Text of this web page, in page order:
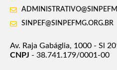
SINPEF@SINPEFMG.ORG.BR
Av. Raja Gabáglia, 1000 - Sl
CNPJ - 38.741.179/0001-00